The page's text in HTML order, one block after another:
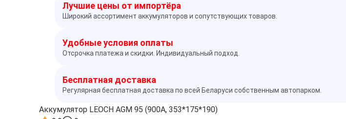
Лучшие цены от импортёра
Широкий ассортимент аккумуляторов и сопутствующих товаров.
Удобные условия оплаты
Отсрочка платежа и скидки. Индивидуальный подход.
Бесплатная доставка
Регулярная бесплатная доставка по всей Беларуси собственным автопарком.
Аккумулятор LEOCH AGM 95 (900А, 353*175*190)